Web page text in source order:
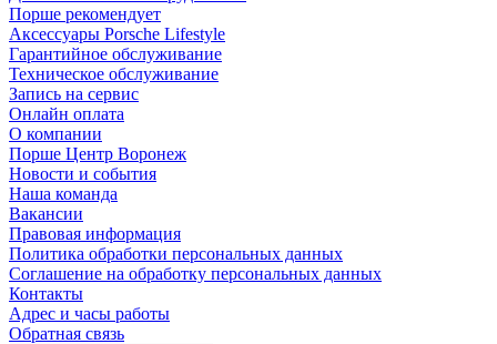
Порше рекомендует
Аксессуары Porsche Lifestyle
Гарантийное обслуживание
Техническое обслуживание
Запись на сервис
Онлайн оплата
О компании
Порше Центр Воронеж
Новости и события
Наша команда
Вакансии
Правовая информация
Политика обработки персональных данных
Соглашение на обработку персональных данных
Контакты
Адрес и часы работы
Обратная связь